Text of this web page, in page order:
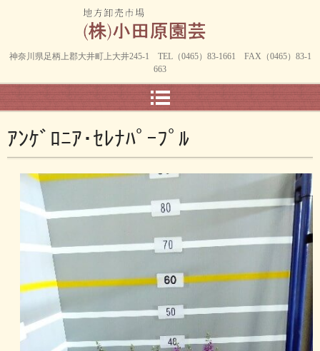
神奈川県足柄上郡大井町上大井245-1 TEL（0465）83-1661 FAX（0465）83-1
663
ｱﾝｹﾞﾛﾆｱ･ｾﾚﾅﾊﾟｰﾌﾟﾙ